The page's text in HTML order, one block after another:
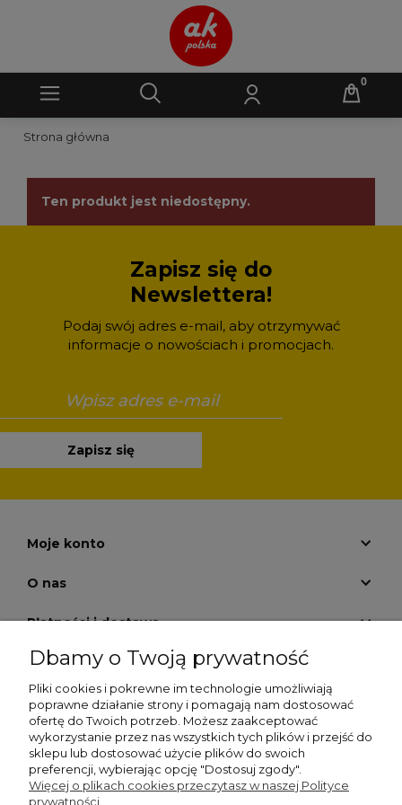
Strona główna
Ten produkt jest niedostępny.
Zapisz się do
Newslettera!
Podaj swój adres e-mail, aby otrzymywać
informacje o nowościach i promocjach.
Zapisz się
Moje konto
O nas
Płatności i dostawa
Pomoc
Zwrot zakupów
Informacje
Dbamy o Twoją prywatność
Pliki cookies i pokrewne im technologie umożliwiają
poprawne działanie strony i pomagają nam dostosować
ofertę do Twoich potrzeb. Możesz zaakceptować
wykorzystanie przez nas wszystkich tych plików i przejść do
sklepu lub dostosować użycie plików do swoich
preferencji, wybierając opcję "Dostosuj zgody".
Więcej o plikach cookies przeczytasz w naszej Polityce
prywatności.